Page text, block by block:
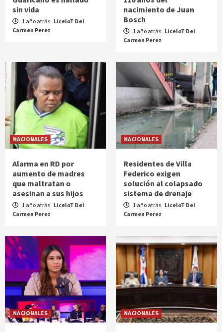
sin vida
1 año atrás LiceloT Del
Carmen Perez
nacimiento de Juan
Bosch
1 año atrás LiceloT Del
Carmen Perez
NACIONALES
Alarma en RD por
aumento de madres
que maltratan o
asesinan a sus hijos
1 año atrás LiceloT Del
Carmen Perez
NACIONALES
Residentes de Villa
Federico exigen
solución al colapsado
sistema de drenaje
1 año atrás LiceloT Del
Carmen Perez
NACIONALES NACIONALES